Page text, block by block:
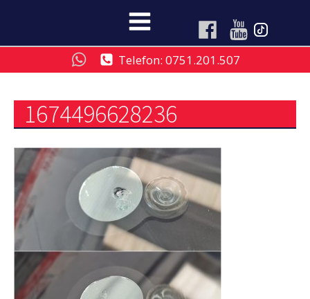
Telefon: 0751.201.507
1674496628236